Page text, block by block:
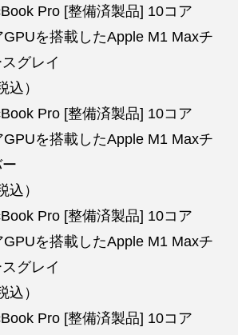
Pro [整備済製品] 10コア
を搭載したApple M1 Maxチ
グレイ
込）
Pro [整備済製品] 10コア
を搭載したApple M1 Maxチ
込）
Pro [整備済製品] 10コア
を搭載したApple M1 Maxチ
グレイ
込）
Pro [整備済製品] 10コア